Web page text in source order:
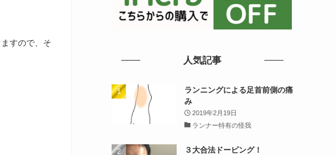
すので、そ
人気記事
ランニングによる足首前側の痛
み
2019年2月19日
ランナー特有の怪我
３大合法ドーピング！